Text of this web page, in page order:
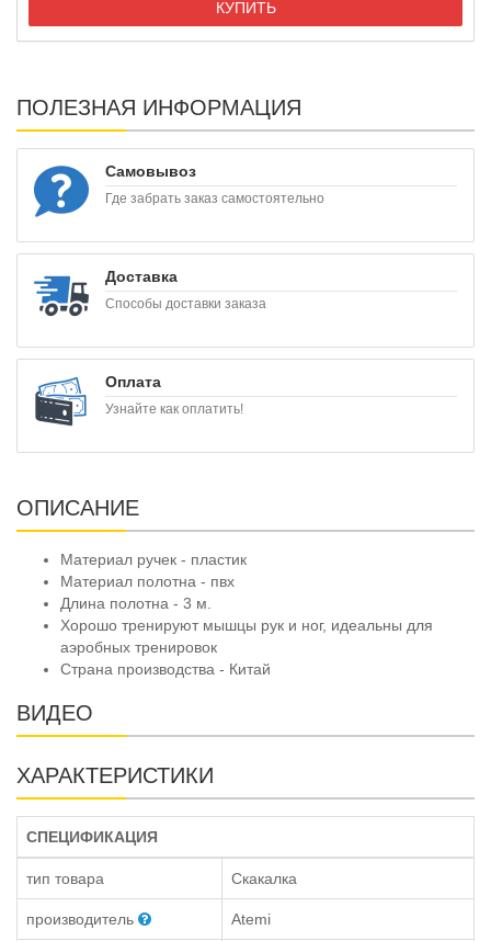
КУПИТЬ
ПОЛЕЗНАЯ ИНФОРМАЦИЯ
Самовывоз
Где забрать заказ самостоятельно
Доставка
Способы доставки заказа
Оплата
Узнайте как оплатить!
ОПИСАНИЕ
Материал ручек - пластик
Материал полотна - пвх
Длина полотна - 3 м.
Хорошо тренируют мышцы рук и ног, идеальны для
аэробных тренировок
Страна производства - Китай
ВИДЕО
ХАРАКТЕРИСТИКИ
СПЕЦИФИКАЦИЯ
тип товара Скакалка
производитель Atemi